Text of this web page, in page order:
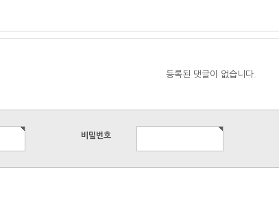
등록된 댓글이 없습니다.
비밀번호